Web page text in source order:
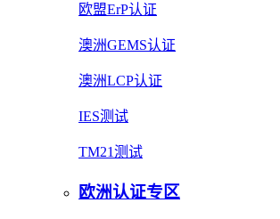
欧盟ErP认证
澳洲GEMS认证
澳洲LCP认证
IES测试
TM21测试
欧洲认证专区